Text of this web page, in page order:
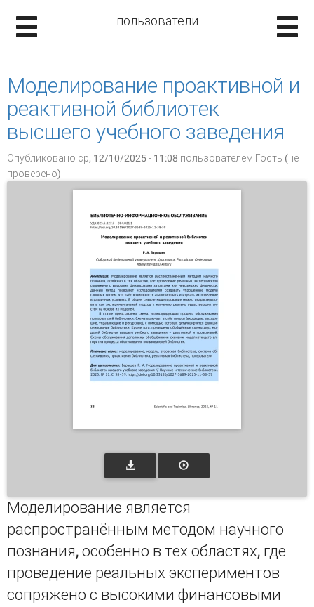
пользователи
Моделирование проактивной и
реактивной библиотек
высшего учебного заведения
Опубликовано ср, 12/10/2025 - 11:08 пользователем Гость (не
проверено)
Моделирование является
распространённым методом научного
познания, особенно в тех областях, где
проведение реальных экспериментов
сопряжено с высокими финансовыми